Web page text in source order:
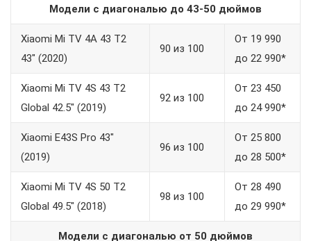
Модели с диагональю до 43-50 дюймов
Xiaomi Mi TV 4A 43 T2
43″ (2020)
90 из 100
От 19 990
до 22 990*
Xiaomi Mi TV 4S 43 T2
Global 42.5″ (2019)
92 из 100
От 23 450
до 24 990*
Xiaomi E43S Pro 43″
(2019)
96 из 100
От 25 800
до 28 500*
Xiaomi Mi TV 4S 50 T2
Global 49.5″ (2018)
98 из 100
От 28 490
до 29 990*
Модели с диагональю от 50 дюймов